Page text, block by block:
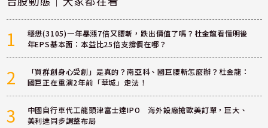
1
穩懋(3105)一年暴漲7倍又腰斬，跌出價值了嗎？杜金龍看懂明後
年EPS基本面：本益比25倍支撐價在哪？
2
「買群創身心受創」是真的？南亞科、國巨腰斬怎麼辦？杜金龍：
國巨正在重演2年前「華城」走法！
3
中國自行車代工龍頭津富士達IPO 海外設廠搶歐美訂單，巨大、
美利達同步調整布局